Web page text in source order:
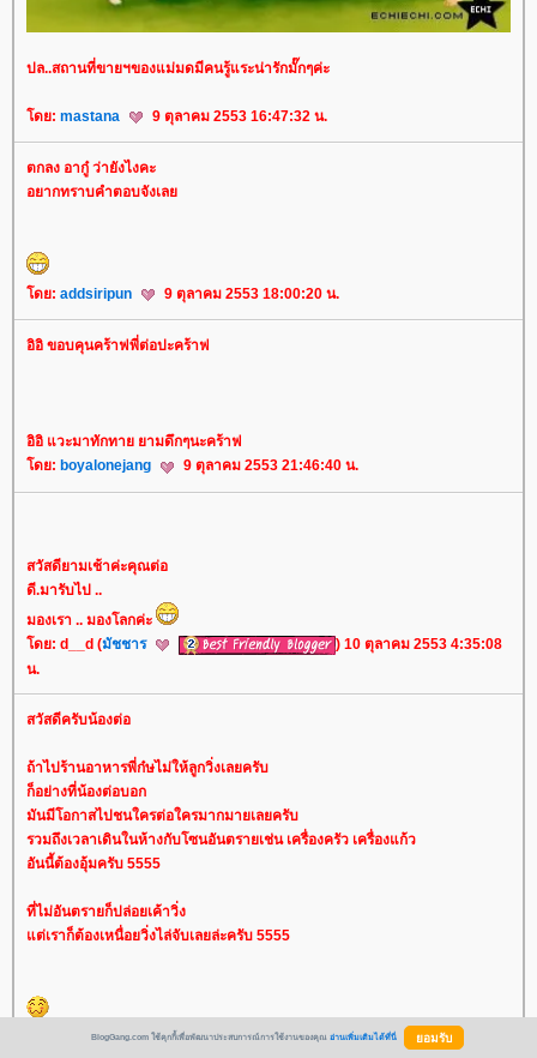
ปล..สถานที่ขายฯของแม่มดมีคนรู้แระน่ารักมั๊กๆค่ะ
ดย: mastana 9 ตุลาคม 2553 16:47:32 น.
ตกลง อากู๋ ว่ายังไงคะ
อยากทราบคำตอบจังเล
ดย: addsiripun 9 ตุลาคม 2553 18:00:20 น.
อิอิ ขอบคุนคร้าฟพี่ต่อปะคร้าฟ
อิอิ แวะมาทักทาย ยามดึกๆนะคร้าฟ
ดย: boyalonejang 9 ตุลาคม 2553 21:46:40 น.
สวัสดียามเช้าค่ะคุณต่อ
ดี.มารับไป ..
มองเรา .. มองโลกค่ะ
ดย: d__d (มัชชาร
) 10 ตุลาคม 2553 4:35:08
น.
สวัสดีครับน้องต่อ
ถ้าไปร้านอาหารพี่ก๋ษไม่ให้ลูกวิ่งเลยครับ
ก็อย่างที่น้องต่อบอก
มันมีโอกาสไปชนใครต่อใครมากมายเลยครับ
รวมถึงเวลาเดินในห้างกับโซนอันตรายเช่น เครื่องครัว เครื่องแก้ว
อันนี้ต้องอุ้มครับ 5555
ที่ไม่อันตรายก็ปล่อยเค้าวิ่ง
ต่เราก็ต้องเหนื่อยวิ่งไล่จับเลยล่ะครับ 5555
กะว่าก๋า 10 ตุลาคม 2553 5:19:51 น.
BlogGang.com ใช้คุกกี้เพื่อพัฒนาประสบการณ์การใช้งานของคุณ อ่านเพิ่มเติมได้ที่นี่